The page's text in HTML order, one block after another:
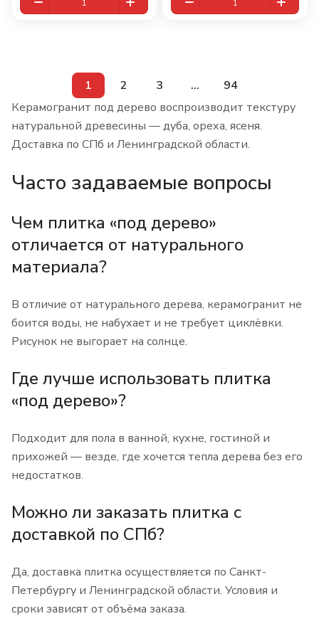
1 2 3 ...
94
Керамогранит под дерево воспроизводит текстуру
натуральной древесины — дуба, ореха, ясеня.
Доставка по СПб и Ленинградской области.
Часто задаваемые вопросы
Чем плитка «под дерево»
отличается от натурального
материала?
В отличие от натурального дерева, керамогранит не
боится воды, не набухает и не требует циклёвки.
Рисунок не выгорает на солнце.
Где лучше использовать плитка
«под дерево»?
Подходит для пола в ванной, кухне, гостиной и
прихожей — везде, где хочется тепла дерева без его
недостатков.
Можно ли заказать плитка с
доставкой по СПб?
Да, доставка плитка осуществляется по Санкт-
Петербургу и Ленинградской области. Условия и
сроки зависят от объёма заказа.